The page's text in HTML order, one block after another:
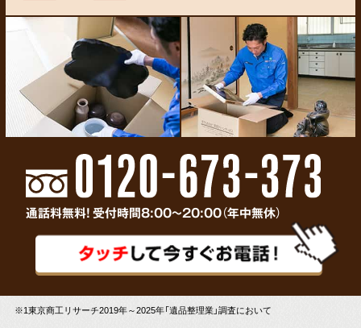
通話料無料! 受付時間8:00～20:00（年中無休）
※1東京商工リサーチ2019年～2025年「遺品整理業」調査において